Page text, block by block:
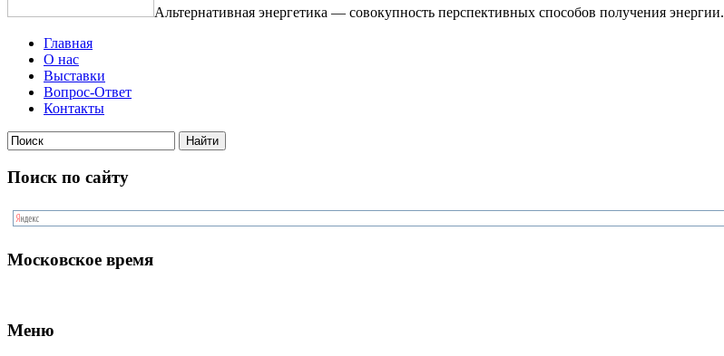
Альтернативная энергетика — совокупность перспективных способов получения энергии.
Главная
О нас
Выставки
Вопрос-Ответ
Контакты
Поиск по сайту
Московское время
Меню